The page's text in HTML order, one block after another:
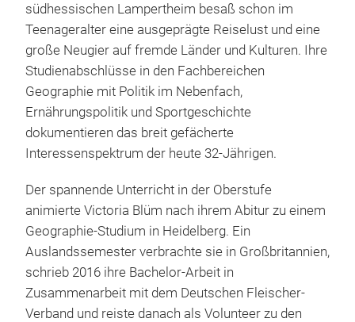
südhessischen Lampertheim besaß schon im
Teenageralter eine ausgeprägte Reiselust und eine
große Neugier auf fremde Länder und Kulturen. Ihre
Studienabschlüsse in den Fachbereichen
Geographie mit Politik im Nebenfach,
Ernährungspolitik und Sportgeschichte
dokumentieren das breit gefächerte
Interessenspektrum der heute 32-Jährigen.
Der spannende Unterricht in der Oberstufe
animierte Victoria Blüm nach ihrem Abitur zu einem
Geographie-Studium in Heidelberg. Ein
Auslandssemester verbrachte sie in Großbritannien,
schrieb 2016 ihre Bachelor-Arbeit in
Zusammenarbeit mit dem Deutschen Fleischer-
Verband und reiste danach als Volunteer zu den